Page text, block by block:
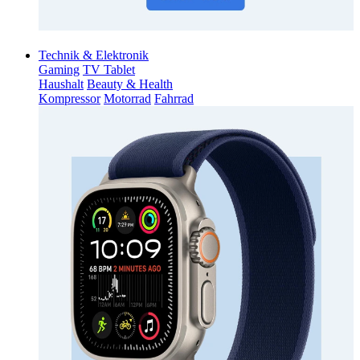
Technik & Elektronik
Gaming TV Tablet
Haushalt Beauty & Health
Kompressor Motorrad Fahrrad